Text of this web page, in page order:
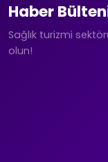
Haber
Sağlık turizmi
olun!